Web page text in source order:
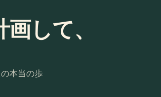
して、
本当の歩